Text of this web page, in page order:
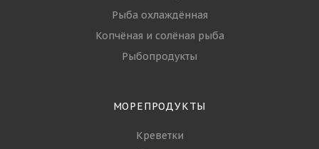
Рыба охлаждённая
Копчёная и солёная рыба
Рыбопродукты
МОРЕПРОДУКТЫ
Креветки